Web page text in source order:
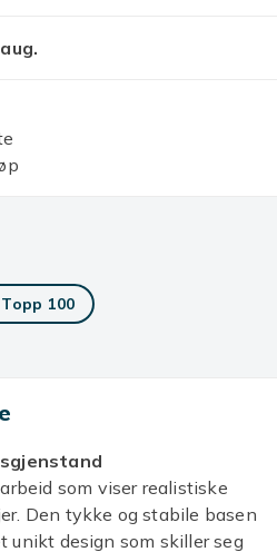
100
som viser realistiske
Den tykke og stabile basen
unikt design som skiller seg